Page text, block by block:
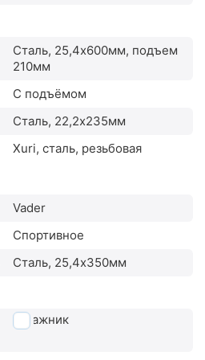
Сталь, 25,4х600мм, подъем
210мм
С подъёмом
Сталь, 22,2х235мм
Xuri, сталь, резьбовая
Vader
Спортивное
Сталь, 25,4x350мм
багажник